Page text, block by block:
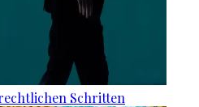
Schritten